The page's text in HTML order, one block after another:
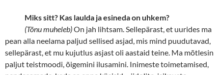
Miks sitt? Kas laulda ja esineda on uhkem?
(Tõnu muheleb)On jah lihtsam. Sellepärast, et uurides ma
pean alla neelama paljud sellised asjad, mis mind puudutavad,
sellepärast, et mu kujutlus asjast oli aastaid teine. Ma mõtlesin
paljut teistmoodi, õigemini ilusamini. Inimeste toimetamised,